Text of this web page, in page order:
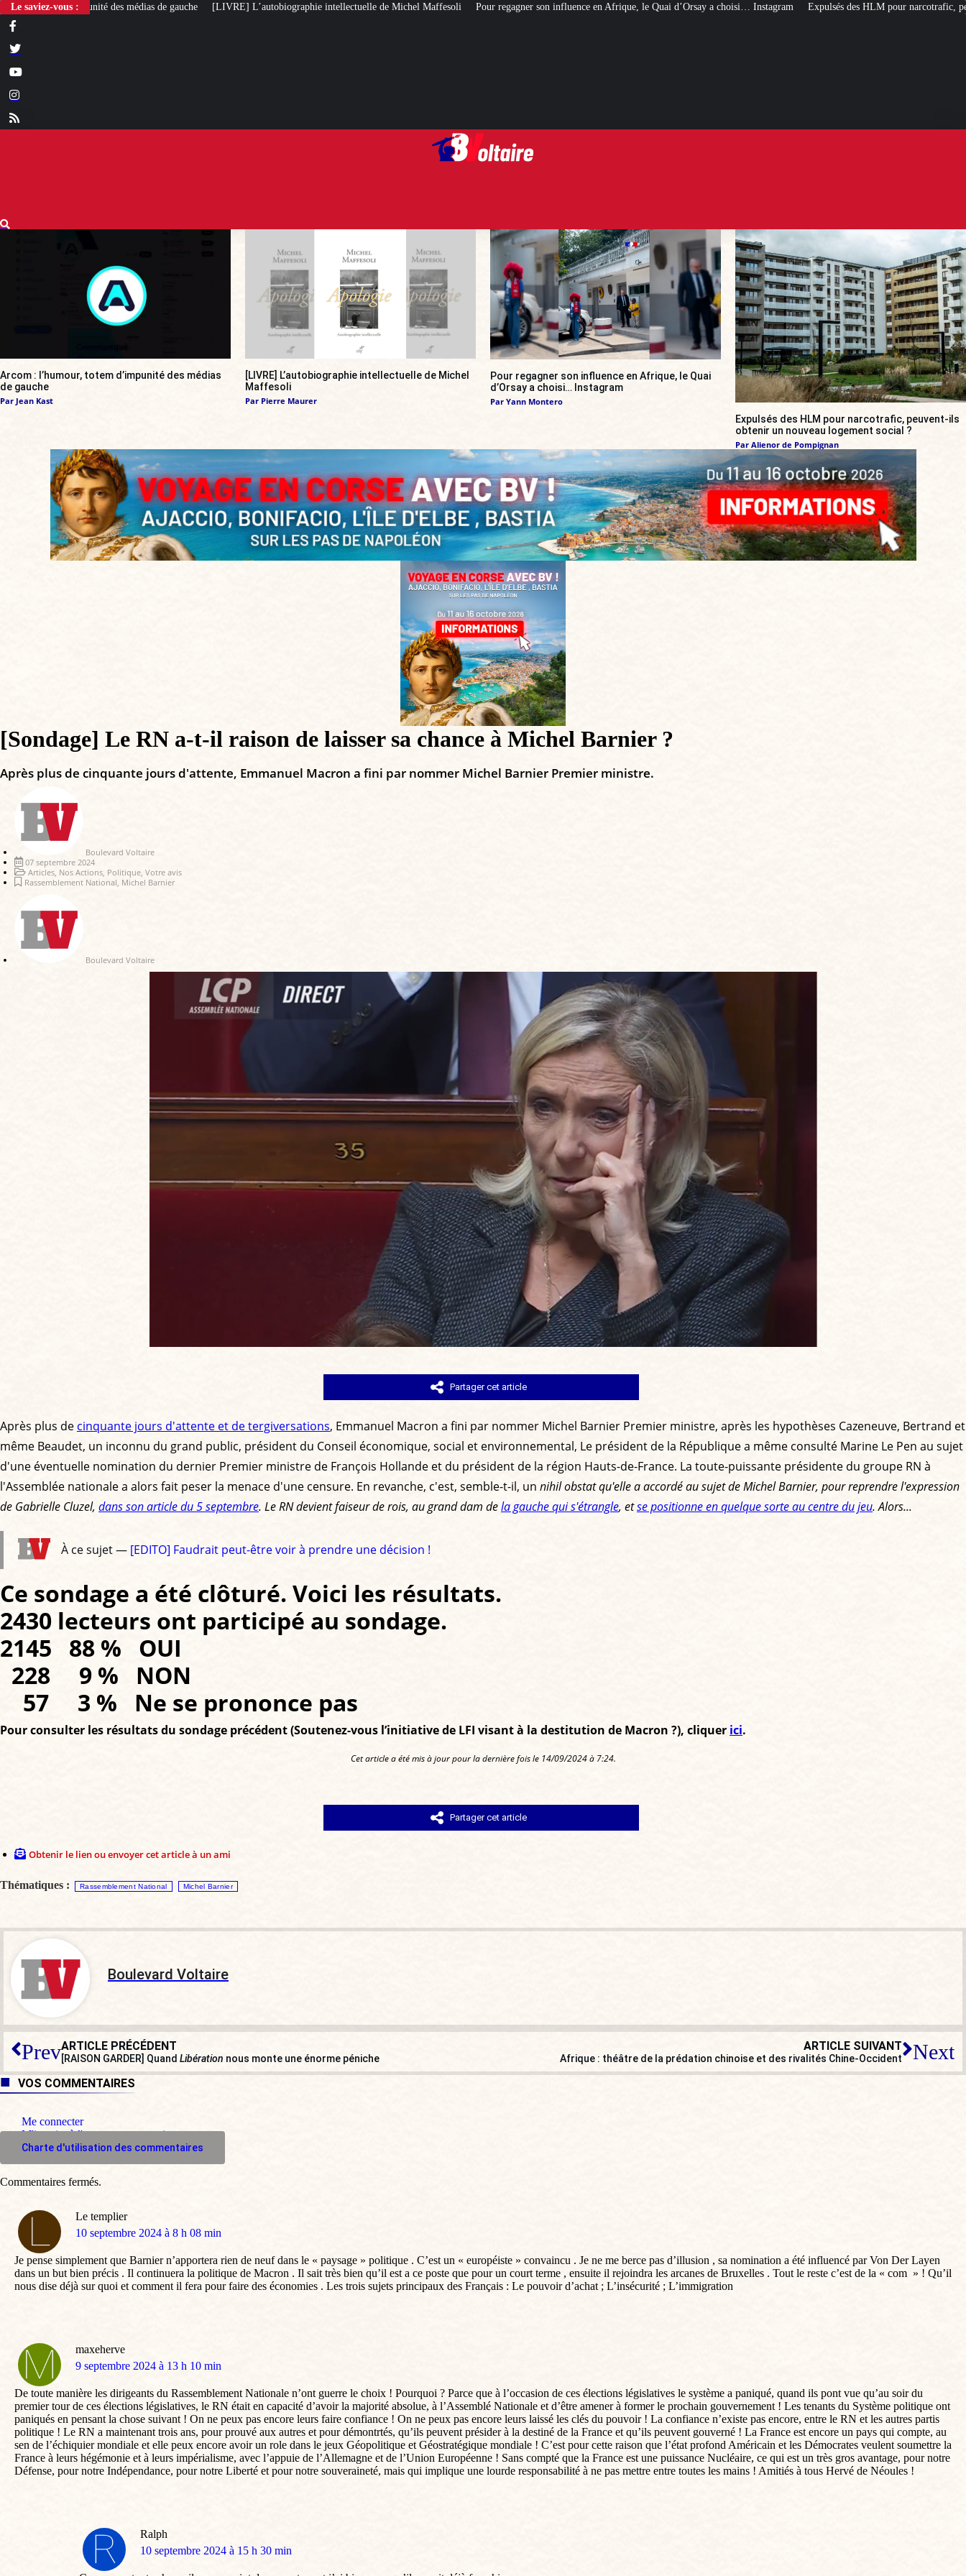
Le saviez-vous :[LIVRE] L’autobiographie intellectuelle de Michel Maffesoli Pour regagner son influence en Afrique, le Quai d’Orsay a choisi… Instagram Expulsés des HLM pour narcotrafic, peuvent-ils obtenir un nouveau
Arcom : l’humour, totem d’impunité des médias
de gauche
Par Jean Kast
[LIVRE] L’autobiographie intellectuelle de Michel
Maffesoli
Par Pierre Maurer
Pour regagner son influence en Afrique, le Quai
d’Orsay a choisi… Instagram
Par Yann Montero
Expulsés des HLM pour narcotrafic, peuvent-ils
obtenir un nouveau logement social ?
Par Alienor de Pompignan
[Sondage] Le RN a-t-il raison de laisser sa chance à Michel Barnier ?
Après plus de cinquante jours d'attente, Emmanuel Macron a fini par nommer Michel Barnier Premier ministre.
Boulevard Voltaire
07 septembre 2024
Articles Nos Actions Politique Votre avis
Rassemblement National Michel Barnier
Boulevard Voltaire
Partager cet article
Après plus de cinquante jours d'attente et de tergiversations, Emmanuel Macron a fini par nommer Michel Barnier Premier ministre, après les hypothèses Cazeneuve, Bertrand et
même Beaudet, un inconnu du grand public, président du Conseil économique, social et environnemental, Le président de la République a même consulté Marine Le Pen au sujet
d'une éventuelle nomination du dernier Premier ministre de François Hollande et du président de la région Hauts-de-France. La toute-puissante présidente du groupe RN à
l'Assemblée nationale a alors fait peser la menace d'une censure. En revanche, c'est, semble-t-il, un nihil obstat qu'elle a accordé au sujet de Michel Barnier, pour reprendre l'expression
de Gabrielle Cluzel, dans son article du 5 septembre. Le RN devient faiseur de rois, au grand dam dela gauche qui s'étrangle, etse positionne en quelque sorte au centre du jeu. Alors...
À ce sujet — [EDITO] Faudrait peut-être voir à prendre une décision !
Ce sondage a été clôturé. Voici les résultats.
2430 lecteurs ont participé au sondage.
2145 88 % OUI
228 9 % NON
57 3 % Ne se prononce pas
Pour consulter les résultats du sondage précédent (Soutenez-vous l’initiative de LFI visant à la destitution de Macron ?), cliquer ici.
Cet article a été mis à jour pour la dernière fois le 14/09/2024 à 7:24.
Partager cet article
Obtenir le lien ou envoyer cet article à un ami
Thématiques : Rassemblement National Michel Barnier
Boulevard Voltaire
PrevARTICLE PRÉCÉDENT
[RAISON GARDER] Quand Libération nous monte une énorme péniche
ARTICLE SUIVANT
Afrique : théâtre de la prédation chinoise et des rivalités Chine-Occident Next
VOS COMMENTAIRES
Me connecter
M'inscrire à l'espace commentaire
Charte d'utilisation des commentaires
Le templier
dit
10 septembre 2024 à 8 h 08 min
Je pense simplement que Barnier n’apportera rien de neuf dans le « paysage » politique . C’est un « européiste » convaincu . Je ne me berce pas d’illusion , sa nomination a été influencé par Von Der Layen
dans un but bien précis . Il continuera la politique de Macron . Il sait très bien qu’il est a ce poste que pour un court terme , ensuite il rejoindra les arcanes de Bruxelles . Tout le reste c’est de la « com » ! Qu’il
nous dise déjà sur quoi et comment il fera pour faire des économies . Les trois sujets principaux des Français : Le pouvoir d’achat ; L’insécurité ; L’immigration
maxeherve
dit
9 septembre 2024 à 13 h 10 min
De toute manière les dirigeants du Rassemblement Nationale n’ont guerre le choix ! Pourquoi ? Parce que à l’occasion de ces élections législatives le système a paniqué, quand ils pont vue qu’au soir du
premier tour de ces élections législatives, le RN était en capacité d’avoir la majorité absolue, à l’Assemblé Nationale et d’être amener à former le prochain gouvernement ! Les tenants du Système politique ont
paniqués en pensant la chose suivant ! On ne peux pas encore leurs faire confiance ! On ne peux pas encore leurs laissé les clés du pouvoir ! La confiance n’existe pas encore, entre le RN et les autres partis
politique ! Le RN a maintenant trois ans, pour prouvé aux autres et pour démontrtés, qu’ils peuvent présider à la destiné de la France et qu’ils peuvent gouverné ! La France est encore un pays qui compte, au
sen de l’échiquier mondiale et elle peux encore avoir un role dans le jeux Géopolitique et Géostratégique mondiale ! C’est pour cette raison que l’état profond Américain et les Démocrates veulent soumettre la
France à leurs hégémonie et à leurs impérialisme, avec l’appuie de l’Allemagne et de l’Union Européenne ! Sans compté que la France est une puissance Nucléaire, ce qui est un très gros avantage, pour notre
Défense, pour notre Indépendance, pour notre Liberté et pour notre souveraineté, mais qui implique une lourde responsabilité à ne pas mettre entre toutes les mains ! Amitiés à tous Hervé de Néoules !
Ralph
dit
10 septembre 2024 à 15 h 30 min
Commentaires fermés.